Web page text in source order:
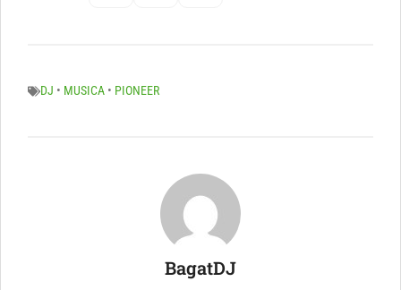
DJ • MUSICA • PIONEER
BagatDJ